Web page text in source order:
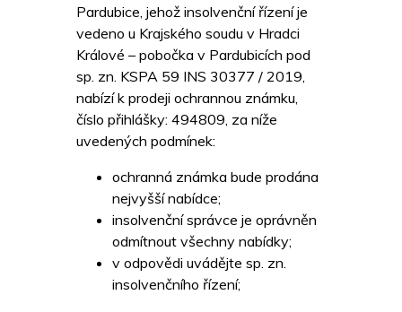
Pardubice, jehož insolvenční řízení je
vedeno u Krajského soudu v Hradci
Králové – pobočka v Pardubicích pod
sp. zn. KSPA 59 INS 30377 / 2019,
nabízí k prodeji ochrannou známku,
číslo přihlášky: 494809, za níže
uvedených podmínek:
ochranná známka bude prodána
nejvyšší nabídce;
insolvenční správce je oprávněn
odmítnout všechny nabídky;
v odpovědi uvádějte sp. zn.
insolvenčního řízení;